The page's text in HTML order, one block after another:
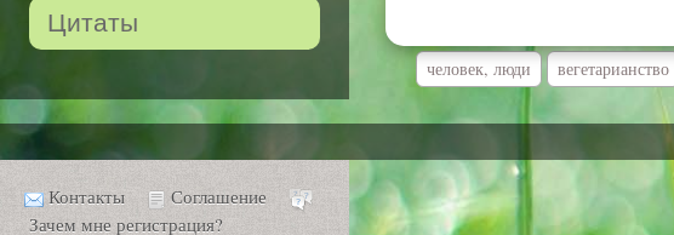
Цитаты
человек, люди вегетарианство
Контакты
Соглашение
Зачем мне регистрация?